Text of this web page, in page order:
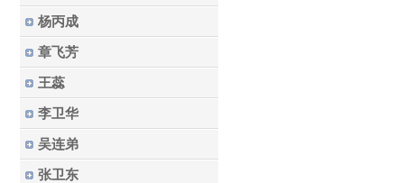
杨丙成
章飞芳
王蕊
李卫华
吴连弟
张卫东